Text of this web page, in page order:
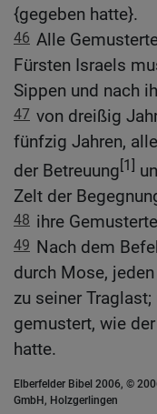
{gegeben hatte}.
46 Alle
Fürsten Israels
Sippen und nach
47 von dreißig
fünfzig Jahren,
der Betreuung[1]
Zelt der
48 ihre
49 Nach dem
durch Mose,
zu seiner
gemustert, wie
hatte.
Elberfelder Bibel 2006, ©
GmbH, Holzgerlingen